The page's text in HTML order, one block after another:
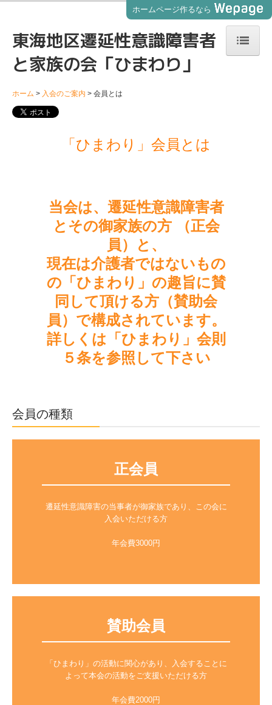
ホームページ作るなら
ホーム
「ひまわり」講演会・事前アンケートをご記入ください
「ひまわり」ブログ
本会のご案内
「医療ネット相談」について
東海地区遷延性意識障害者
と家族の会「ひまわり」
ホーム 入会のご案内 会員とは
「ひまわり」会員とは
当会は、遷延性意識障害者
とその御家族の方 （正会
員）と、
現在は介護者ではないもの
の「ひまわり」の趣旨に賛
同して頂ける方（賛助会
員）で構成されています。
詳しくは「ひまわり」会則
５条を参照して下さい
会員の種類
正会員
遷延性意識障害の当事者が御家族であり、この会に
入会いただける方
年会費3000円
賛助会員
「ひまわり」の活動に関心があり、入会することに
よって本会の活動をご支援いただける方
年会費2000円